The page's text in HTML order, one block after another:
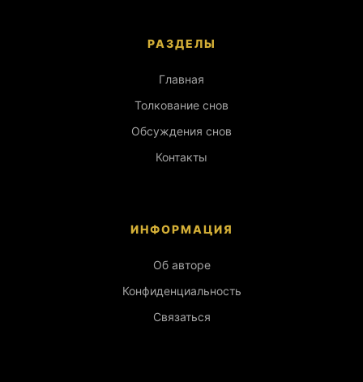
РАЗДЕЛЫ
Главная
Толкование снов
Обсуждения снов
Контакты
ИНФОРМАЦИЯ
Об авторе
Конфиденциальность
Связаться